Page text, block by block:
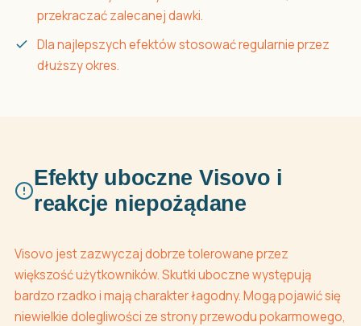
przekraczać zalecanej dawki.
Dla najlepszych efektów stosować regularnie przez
dłuższy okres.
Efekty uboczne Visovo i
reakcje niepożądane
Visovo jest zazwyczaj dobrze tolerowane przez
większość użytkowników. Skutki uboczne występują
bardzo rzadko i mają charakter łagodny. Mogą pojawić się
niewielkie dolegliwości ze strony przewodu pokarmowego,